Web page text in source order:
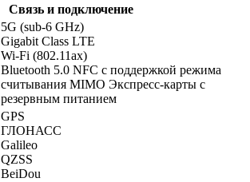
Связь и подключение
5G (sub‑6 GHz)
Gigabit Class LTE
Wi-Fi (802.11​ax)
Bluetooth 5.0 NFC с поддержкой режима
считывания MIMO Экспресс‑карты с
резервным питанием
GPS
ГЛОНАСС
Galileo
QZSS
BeiDou